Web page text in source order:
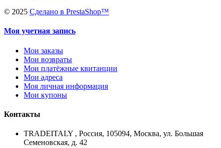
© 2025 Сделано в PrestaShop™
Моя учетная запись
Мои заказы
Мои возвраты
Мои платёжные квитанции
Мои адреса
Моя личная информация
Мои купоны
Контакты
TRADEITALY , Россия, 105094, Москва, ул. Большая
Семеновская, д. 42